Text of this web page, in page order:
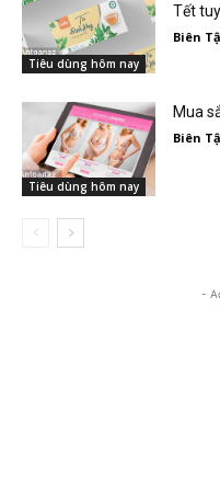
Tiêu dùng hôm nay
Tết
Biên
Tiêu dùng hôm nay
Mua
Biên
-